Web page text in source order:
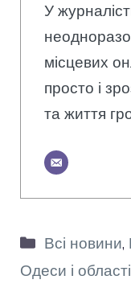
У
місцевих
просто і
та життя
Категорії
Всі новини,
Одеси і області